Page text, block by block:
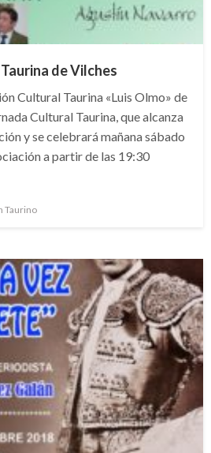
de Vilches
Cultural Taurina «Luis Olmo» de
Cultural Taurina, que alcanza
y se celebrará mañana sábado
a partir de las 19:30
Taurino